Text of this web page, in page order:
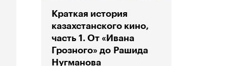
Краткая история
казахстанского кино,
часть 1. От «Ивана
Грозного» до Рашида
Нугманова